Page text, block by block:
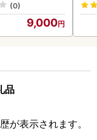
(0)
9,000
品
が表示されます。